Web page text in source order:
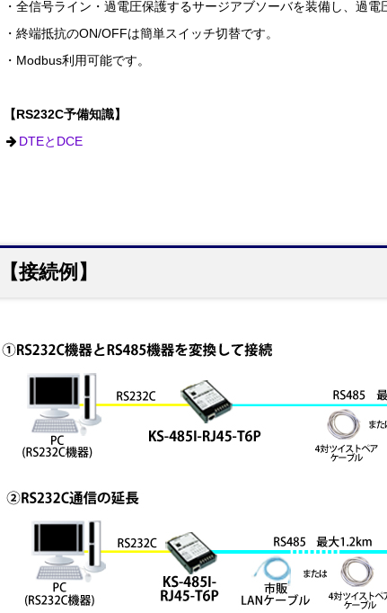
・全信号ライン・過電圧保護するサージアブソーバを装備し、過電
・終端抵抗のON/OFFは簡単スイッチ切替です。
・Modbus利用可能です。
【RS232C予備知識】
DTEとDCE
【接続例】